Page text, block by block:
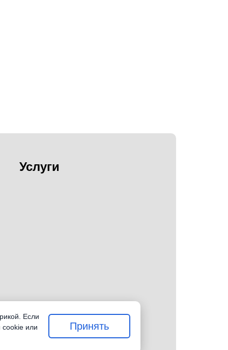
Услуги
Если
cookie или
Принять